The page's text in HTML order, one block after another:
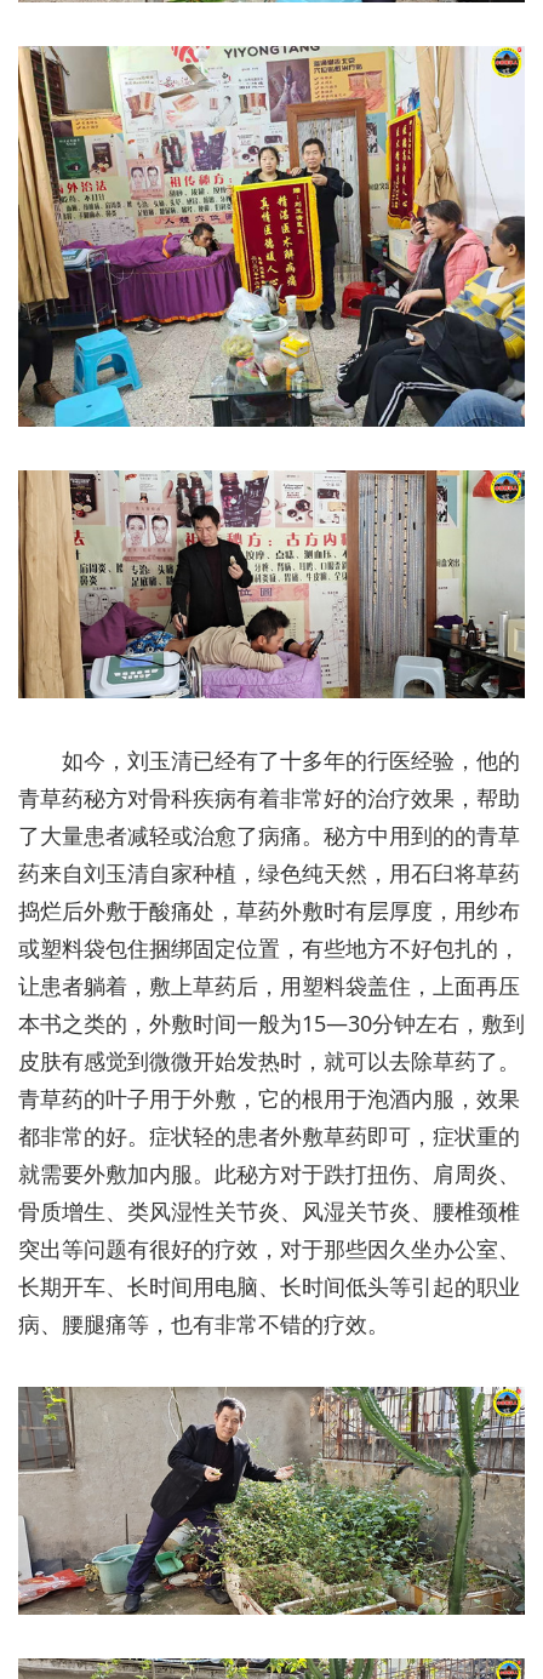
如今，刘玉清已经有了十多年的行医经验，他的
青草药秘方对骨科疾病有着非常好的治疗效果，帮助
了大量患者减轻或治愈了病痛。秘方中用到的的青草
药来自刘玉清自家种植，绿色纯天然，用石臼将草药
捣烂后外敷于酸痛处，草药外敷时有层厚度，用纱布
或塑料袋包住捆绑固定位置，有些地方不好包扎的，
让患者躺着，敷上草药后，用塑料袋盖住，上面再压
本书之类的，外敷时间一般为15—30分钟左右，敷到
皮肤有感觉到微微开始发热时，就可以去除草药了。
青草药的叶子用于外敷，它的根用于泡酒内服，效果
都非常的好。症状轻的患者外敷草药即可，症状重的
就需要外敷加内服。此秘方对于跌打扭伤、肩周炎、
骨质增生、类风湿性关节炎、风湿关节炎、腰椎颈椎
突出等问题有很好的疗效，对于那些因久坐办公室、
长期开车、长时间用电脑、长时间低头等引起的职业
病、腰腿痛等，也有非常不错的疗效。